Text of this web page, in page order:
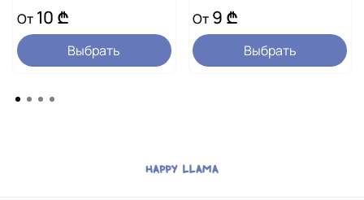
Хлоргексидина биглюконат — 4 %
Tris(гидроксиметил)аминометан (Tris buffer)
ЭДТА (этилендиаминтетрауксусная кислота)
Очищенная вода
От10 ₾
Выбрать
От 9 ₾
Выбрать